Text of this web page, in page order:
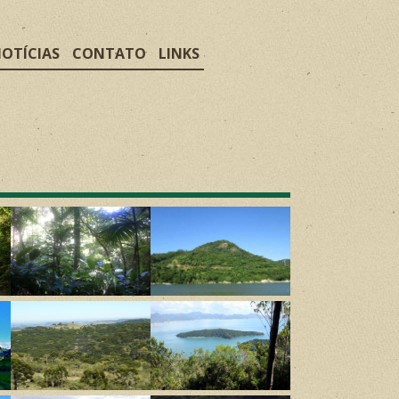
CONTATO LINKS